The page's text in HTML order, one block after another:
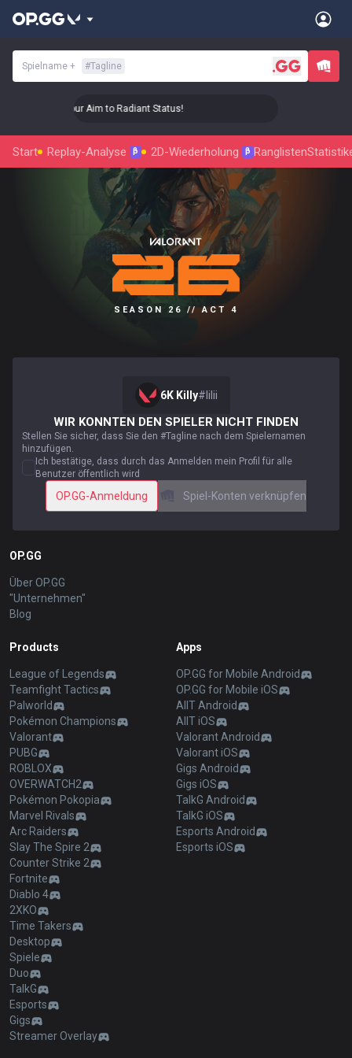
Spielname + #Tagline
🎯 Level Up Your Aim to Radiant Status!
Start Replay-Analyse β 2D-Wiederholung β Ranglisten
SEASON 26 // ACT 4
6K Killy# lilii
WIR KONNTEN DEN SPIELER NICHT FINDEN
Stellen Sie sicher, dass Sie den #Tagline nach dem Spielernamen
hinzufügen.
Ich bestätige, dass durch das Anmelden mein Profil für alle
Benutzer öffentlich wird
OP.GG-Anmeldung Spiel-Konten verknüpfen
OP.GG
Über OP.GG
"Unternehmen"
Blog
Products
League of Legends
Teamfight Tactics
Palworld
Pokémon Champions
Valorant
PUBG
ROBLOX
OVERWATCH2
Pokémon Pokopia
Marvel Rivals
Arc Raiders
Slay The Spire 2
Counter Strike 2
Fortnite
Diablo 4
2XKO
Time Takers
Desktop
Spiele
Duo
TalkG
Esports
Gigs
Streamer Overlay
Apps
OP.GG for Mobile Android
OP.GG for Mobile iOS
AllT Android
AllT iOS
Valorant Android
Valorant iOS
Gigs Android
Gigs iOS
TalkG Android
TalkG iOS
Esports Android
Esports iOS